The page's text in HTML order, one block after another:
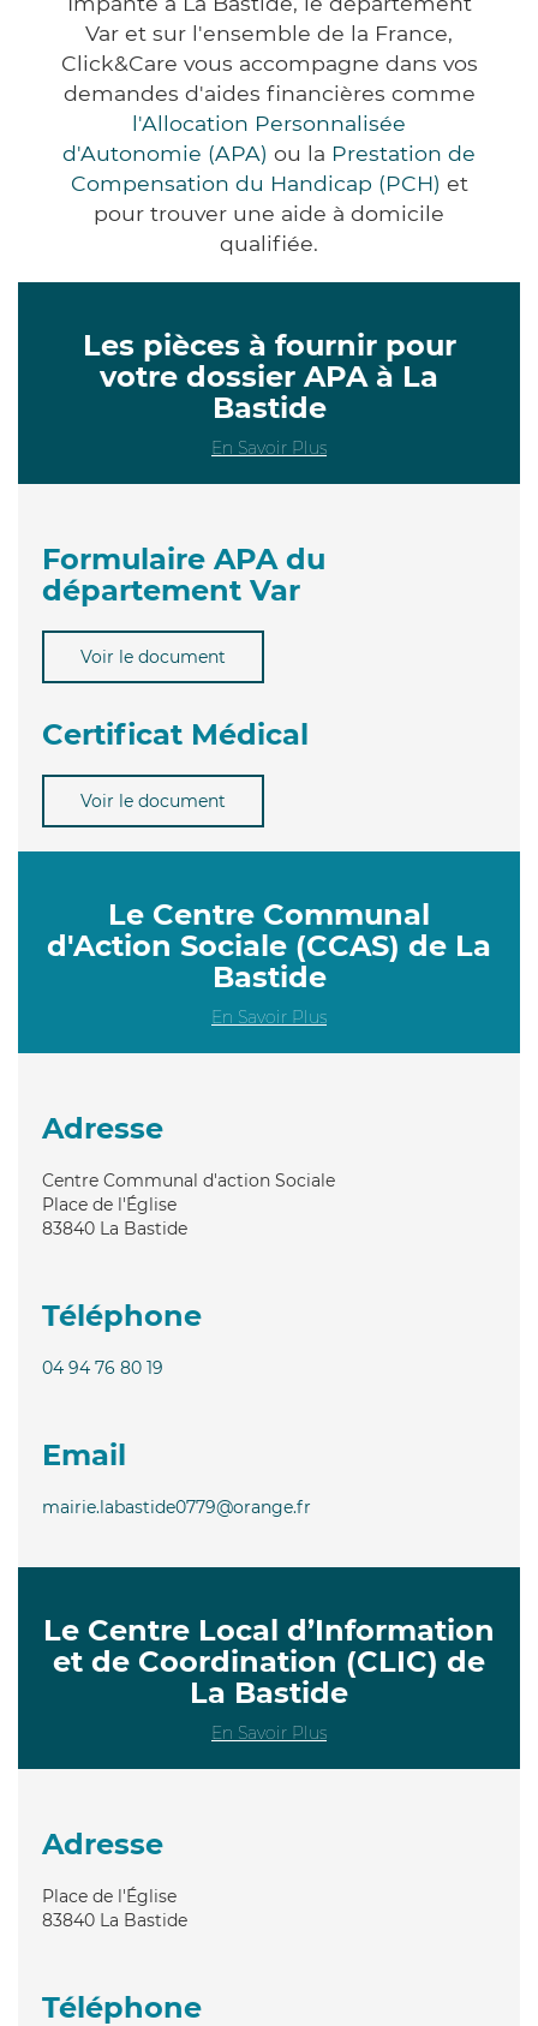
Var et sur l'ensemble de la France,
Click&Care vous accompagne dans vos
demandes d'aides financières comme
l'Allocation Personnalisée
d'Autonomie (APA) ou la Prestation de
Compensation du Handicap (PCH) et
pour trouver une aide à domicile
qualifiée.
Les pièces à fournir pour
votre dossier APA à La
Bastide
En Savoir Plus
Formulaire APA du
département Var
Voir le document
Certificat Médical
Voir le document
Le Centre Communal
d'Action Sociale (CCAS) de La
Bastide
En Savoir Plus
Adresse
Centre Communal d'action Sociale
Place de l'Église
83840 La Bastide
Téléphone
04 94 76 80 19
Email
mairie.labastide0779@orange.fr
Le Centre Local d’Information
et de Coordination (CLIC) de
La Bastide
En Savoir Plus
Adresse
Place de l'Église
83840 La Bastide
Téléphone